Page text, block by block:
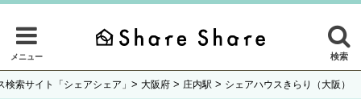
メニュー 検索
検索サイト「シェアシェア」 > 大阪府 > 庄内駅 > シェアハウスきらり（大阪）